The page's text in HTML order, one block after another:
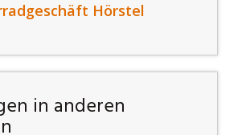
Hörstel
in anderen